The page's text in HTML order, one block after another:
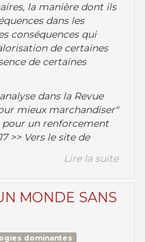
la manière dont ils
dans les
conséquences qui
de certaines
de certaines
dans la Revue
mieux marchandiser"
pour un renforcement
>> Vers le site de
Lire la suite
MONDE SANS
dominantes